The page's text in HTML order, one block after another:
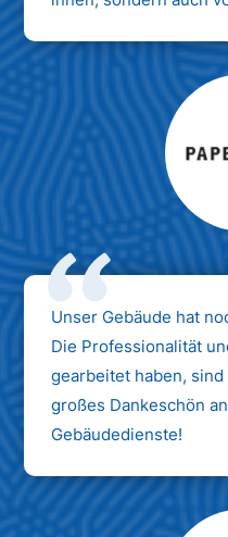
Max
Unser Gebäude hat
Die Professionalität
gearbeitet haben,
großes Dankeschön
Gebäudedienste!